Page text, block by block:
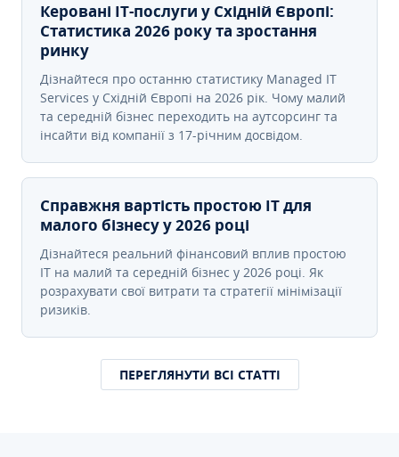
Керовані ІТ-послуги у Східній Європі:
Статистика 2026 року та зростання
ринку
Дізнайтеся про останню статистику Managed IT
Services у Східній Європі на 2026 рік. Чому малий
та середній бізнес переходить на аутсорсинг та
інсайти від компанії з 17-річним досвідом.
Справжня вартість простою IT для
малого бізнесу у 2026 році
Дізнайтеся реальний фінансовий вплив простою
IT на малий та середній бізнес у 2026 році. Як
розрахувати свої витрати та стратегії мінімізації
ризиків.
ПЕРЕГЛЯНУТИ ВСІ СТАТТІ